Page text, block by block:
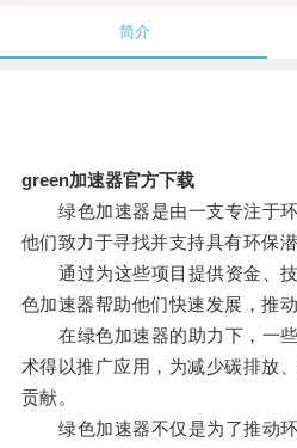
简介
green加速器官方下载
绿色加速器是由一支专注于环
他们致力于寻找并支持具有环保
通过为这些项目提供资金、技
色加速器帮助他们快速发展，推
在绿色加速器的助力下，一些
术得以推广应用，为减少碳排放
贡献。
绿色加速器不仅是为了推动环